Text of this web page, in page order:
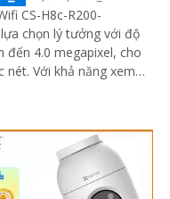
CS-H8c-R200-
lựa chọn lý tưởng với độ
đến 4.0 megapixel, cho
xem